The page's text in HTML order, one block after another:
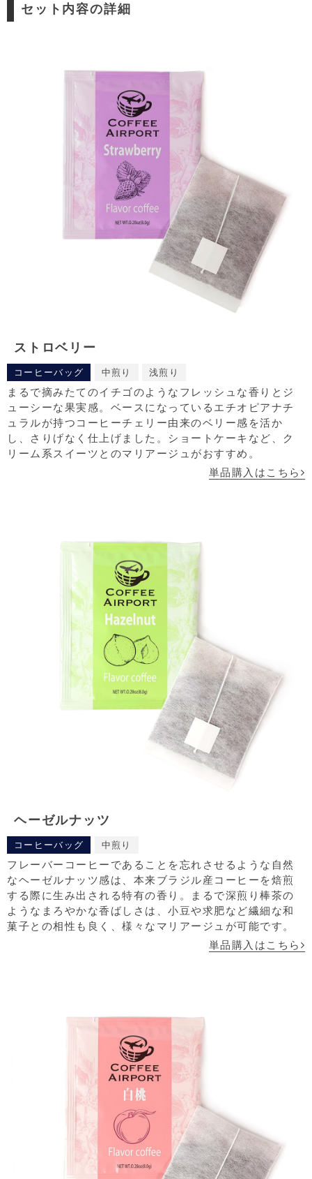
セット内容の詳細
ストロベリー
コーヒーバッグ 中煎り 浅煎り
まるで摘みたてのイチゴのようなフレッシュな香りとジ
ューシーな果実感。ベースになっているエチオピアナチ
ュラルが持つコーヒーチェリー由来のベリー感を活か
し、さりげなく仕上げました。ショートケーキなど、ク
リーム系スイーツとのマリアージュがおすすめ。
単品購入はこちら
ヘーゼルナッツ
コーヒーバッグ 中煎り
フレーバーコーヒーであることを忘れさせるような自然
なヘーゼルナッツ感は、本来ブラジル産コーヒーを焙煎
する際に生み出される特有の香り。まるで深煎り棒茶の
ようなまろやかな香ばしさは、小豆や求肥など繊細な和
菓子との相性も良く、様々なマリアージュが可能です。
単品購入はこちら